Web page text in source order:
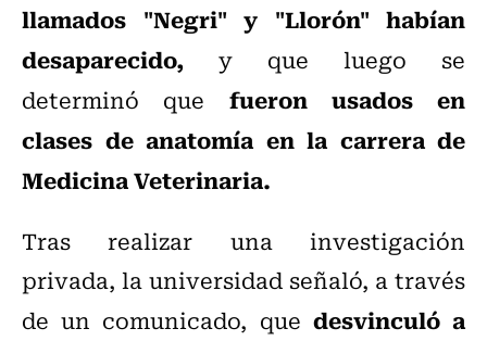
llamados "Negri" y "Llorón" habían
desaparecido, y que luego se
determinó que fueron usados en
clases de anatomía en la carrera de
Medicina Veterinaria.
Tras realizar una investigación
privada, la universidad señaló, a través
de un comunicado, que desvinculó a